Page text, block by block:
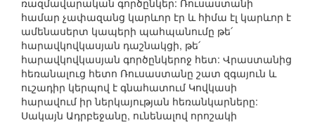
ռազմավարական գործընկեր: Ռուսաստանի
համար չափազանց կարևոր էր և հիմա էլ կարևոր է
ամենասերտ կապերի պահպանումը թե՛
հարավկովկասյան դաշնակցի, թե՛
հարավկովկասյան գործընկերոջ հետ: Վրաստանից
հեռանալուց հետո Ռուսաստանը շատ զգայուն և
ուշադիր կերպով է գնահատում Կովկասի
հարավում իր ներկայության հեռանկարները:
Սակայն Ադրբեջանը, ունենալով որոշակի